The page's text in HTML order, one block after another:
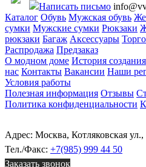
Написать письмо
Каталог Обувь Мужская обувь
сумки Мужские сумки Рюкзаки
рюкзаки Багаж Аксессуары
Распродажа Предзаказ
О модном доме История создания
нас Контакты Вакансии Наши
Условия работы
Полезная информация Отзывы
Политика конфиденциальности
Адрес: Москва, Котляковская ул.,
Тел./Факс: +7(985) 999 44 50
Заказать звонок